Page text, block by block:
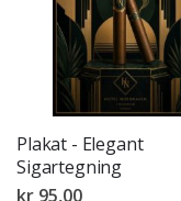
Plakat - Elegant
Sigartegning
kr 95,00